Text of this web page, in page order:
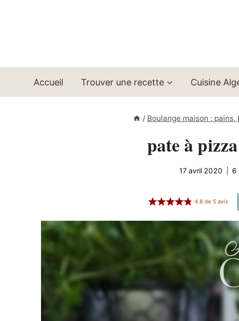
Accueil Trouver une recette Cuisine
/ Boulange maison :
pate à
17 avril 2020 6
4.8 de 5 avis